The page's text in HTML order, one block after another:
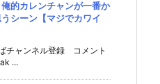
俺的カレンチャンが一番か
シーン【マジでカワイ
チャンネル登録 コメント
...